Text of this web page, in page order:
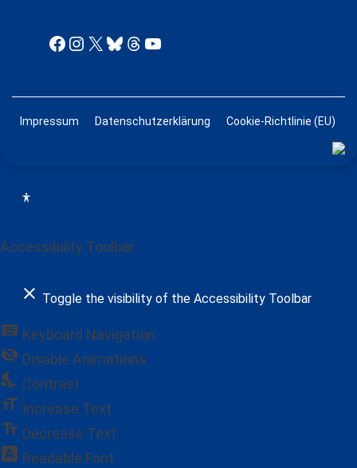
Facebook
Instagram
X Bluesky
Threads
YouTube
Impressum Datenschutzerklärung Cookie-Richtlinie (EU)
Accessibility Toolbar
close Toggle the visibility of the Accessibility Toolbar
keyboard Keyboard Navigation
visibility_off Disable Animations
nights_stay Contrast
format_size Increase Text
text_fields Decrease Text
font_download Readable Font